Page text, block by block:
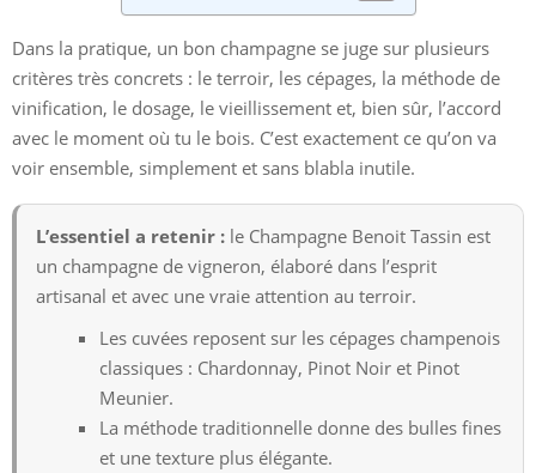
Dans la pratique, un bon champagne se juge sur plusieurs
critères très concrets : le terroir, les cépages, la méthode de
vinification, le dosage, le vieillissement et, bien sûr, l’accord
avec le moment où tu le bois. C’est exactement ce qu’on va
voir ensemble, simplement et sans blabla inutile.
L’essentiel a retenir : le Champagne Benoit Tassin est
un champagne de vigneron, élaboré dans l’esprit
artisanal et avec une vraie attention au terroir.
Les cuvées reposent sur les cépages champenois
classiques : Chardonnay, Pinot Noir et Pinot
Meunier.
La méthode traditionnelle donne des bulles fines
et une texture plus élégante.